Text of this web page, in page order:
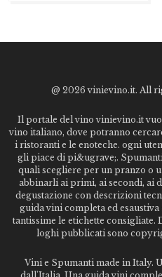
@ 2026 vinievino.it. All
Il portale del vino vinievino.it
vino italiano, dove potranno
i ristoranti e le enoteche. ogni
gli piace di pi&ugrave;.
quali scegliere per un pranzo o
abbinarli ai primi, ai secondi, ai
degustazione con descrizioni
guida vini completa ed
tantissime le etichette
loghi pubblicati sono
Vini e Spumanti made in Italy.